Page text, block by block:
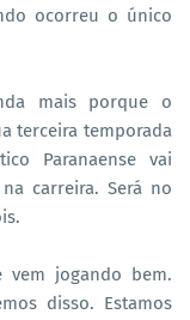
ocorreu o único
mais porque o
terceira temporada
Paranaense vai
carreira. Será no
jogando bem.
disso. Estamos